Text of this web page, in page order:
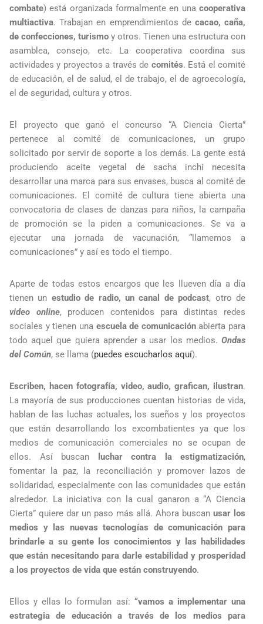
combate) está organizada formalmente en una cooperativa
multiactiva. Trabajan en emprendimientos de cacao, caña,
de confecciones, turismo y otros. Tienen una estructura con
asamblea, consejo, etc. La cooperativa coordina sus
actividades y proyectos a través de comités. Está el comité
de educación, el de salud, el de trabajo, el de agroecología,
el de seguridad, cultura y otros.
El proyecto que ganó el concurso “A Ciencia Cierta”
pertenece al comité de comunicaciones, un grupo
solicitado por servir de soporte a los demás. La gente está
produciendo aceite vegetal de sacha inchi necesita
desarrollar una marca para sus envases, busca al comité de
comunicaciones. El comité de cultura tiene abierta una
convocatoria de clases de danzas para niños, la campaña
de promoción se la piden a comunicaciones. Se va a
ejecutar una jornada de vacunación, “llamemos a
comunicaciones” y así es todo el tiempo.
Aparte de todas estos encargos que les llueven día a día
tienen un estudio de radio, un canal de podcast, otro de
video online, producen contenidos para distintas redes
sociales y tienen una escuela de comunicaciónabierta para
todo aquel que quiera aprender a usar los medios. Ondas
del Común, se llama (puedes escucharlos aquí).
Escriben, hacen fotografía, video, audio, grafican, ilustran.
La mayoría de sus producciones cuentan historias de vida,
hablan de las luchas actuales, los sueños y los proyectos
que están desarrollando los excombatientes ya que los
medios de comunicación comerciales no se ocupan de
ellos. Así buscan
luchar contra la estigmatización,
fomentar la paz, la reconciliación y promover lazos de
solidaridad, especialmente con las comunidades que están
alrededor. La iniciativa con la cual ganaron a “A Ciencia
Cierta” quiere dar un paso más allá. Ahora buscan usar los
medios y las nuevas tecnologías de comunicación para
brindarle a su gente los conocimientos y las habilidades
que están necesitando para darle estabilidad y prosperidad
a los proyectos de vida que están construyendo.
Ellos y ellas lo formulan así: “vamos a implementar una
estrategia de educación a través de los medios para